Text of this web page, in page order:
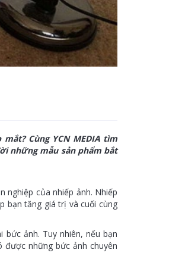
Cùng YCN MEDIA tìm
những mẫu sản phẩm bắt
của nhiếp ảnh. Nhiếp
bạn tăng giá trị và cuối cùng
ảnh. Tuy nhiên, nếu bạn
những bức ảnh chuyên